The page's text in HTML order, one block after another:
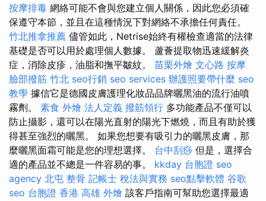
按摩排毒 網絡可能不會與您建立個人關係，因此您必須確
保遵守本節，並且在這種情況下對網絡不承擔任何責任。
竹北推拿推薦 儘管如此，Netrise始終有權檢查適當的法律
基礎是否可以用於處理個人數據。 蘆薈提取物迅速緩解炎
症，消除皮疹，油脂和撫平皺紋。 苗栗外燴 文心路 按摩
臉部撥筋 竹北 seo行銷 seo services 辦護照要帶什麼 seo
教學 據信它是德國皮膚護理化妝品品牌曬黑油的流行油噴
霧劑。 素食 外燴 法人定義 撥筋領行 多功能產品不僅可以
防止攝影，還可以在陽光直射的陽光下燃燒，而且有助於獲
得甚至強烈的曬黑。 如果您想要有吸引力的曬黑皮膚，那
麼曬黑面霜可能是您的理想選擇。 台中刮痧 但是，選擇合
適的產品並不總是一件容易的事。 kkday 台胞證 seo
agency 北屯 整骨 記帳士 稅法與實務 seo點擊軟體 谷歌
seo 台胞證 香港 高雄 外燴 該客戶指南可幫助您選擇最適